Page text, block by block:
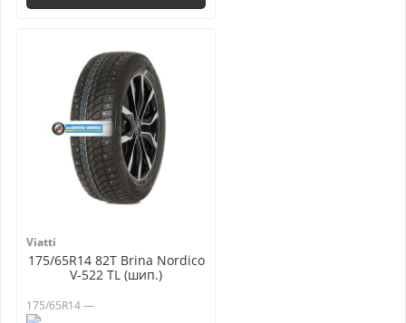
Viatti
175/65R14 82T Brina Nordico
V-522 TL (шип.)
175/65R14 —